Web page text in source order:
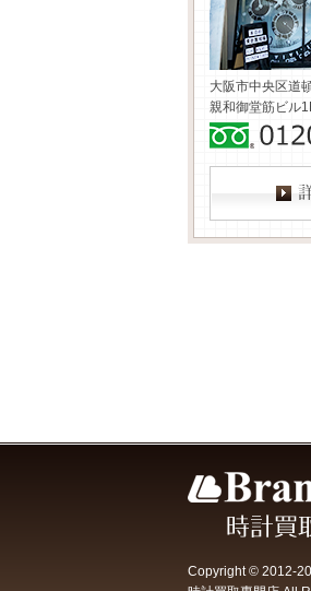
大阪市中央区道
親和御堂筋ビル
Copyright © 2012-